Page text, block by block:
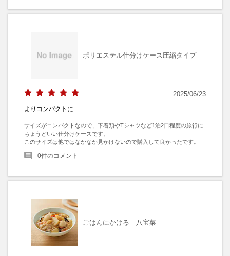
ポリエステル仕分けケース圧縮タイプ
2025/06/23
よりコンパクトに
サイズがコンパクトなので、下着類やTシャツなど1泊2日程度の旅行に
ちょうどいい仕分けケースです。
このサイズは他ではなかなか見かけないので購入して良かったです。
0件のコメント
ごはんにかける 八宝菜